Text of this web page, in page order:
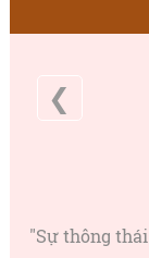
❮
"Sự thông